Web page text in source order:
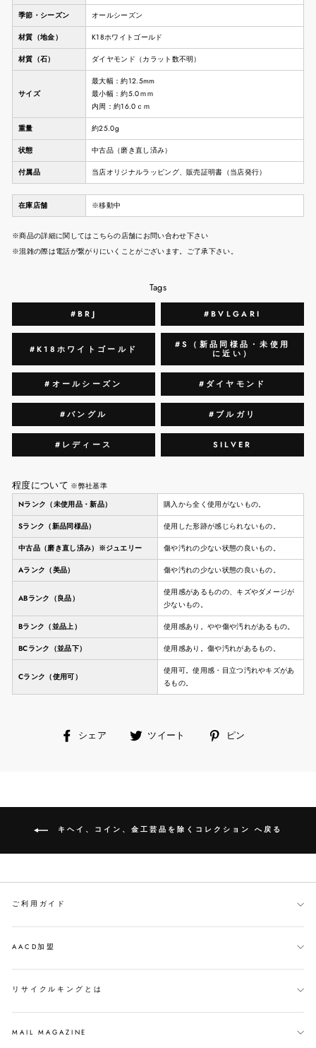
季節・シーズン オールシーズン
材質（地金） K18ホワイトゴールド
材質（石） ダイヤモンド（カラット数不明）
サイズ
最大幅：約12.5mm
最小幅：約5.0ｍｍ
内周：約16.0ｃｍ
重量 約25.0g
状態 中古品（磨き直し済み）
付属品 当店オリジナルラッピング、販売証明書（当店発行）
在庫店舗 ※移動中
※商品の詳細に関してはこちらの店舗にお問い合わせ下さい
※混雑の際は電話が繋がりにいくことがございます。ご了承下さい。
Tags
#BRJ #BVLGARI
#K18ホワイトゴールド
#S（新品同様品・未使用
に近い）
#オールシーズン #ダイヤモンド
#バングル #ブルガリ
#レディース SILVER
程度について ※弊社基準
Nランク（未使用品・新品）
購入から全く使用がないもの。
Sランク（新品同様品） 使用した形跡が感じられないもの。
中古品（磨き直し済み）※ジュエリー 傷や汚れの少ない状態の良いもの。
Aランク（美品） 傷や汚れの少ない状態の良いもの。
ABランク（良品）
使用感があるものの、キズやダメージが
少ないもの。
Bランク（並品上） 使用感あり。やや傷や汚れがあるもの。
BCランク（並品下） 使用感あり。傷や汚れがあるもの。
Cランク（使用可）
使用可。使用感・目立つ汚れやキズがあ
るもの。
シェア
facebook
る
ツイート ピン
キヘイ、コイン、金工芸品を除くコレクション へ戻る
ご利用ガイド
AACD加盟
リサイクルキングとは
MAIL MAGAZINE